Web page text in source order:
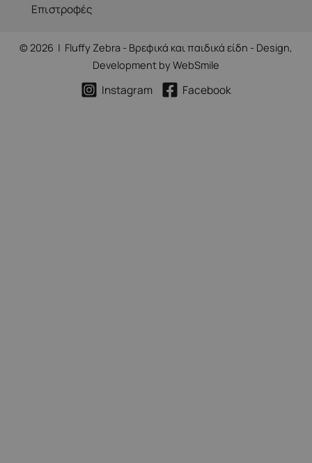
Επιστροφές
© 2026 | Fluffy Zebra - Βρεφικά και παιδικά είδη - Design,
Development byWebSmile
Instagram Facebook